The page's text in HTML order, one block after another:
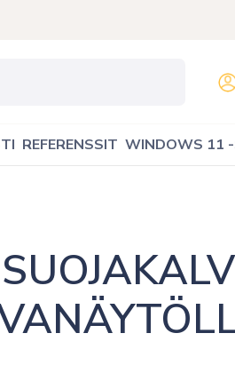
REFERENSSIT WINDOWS 11